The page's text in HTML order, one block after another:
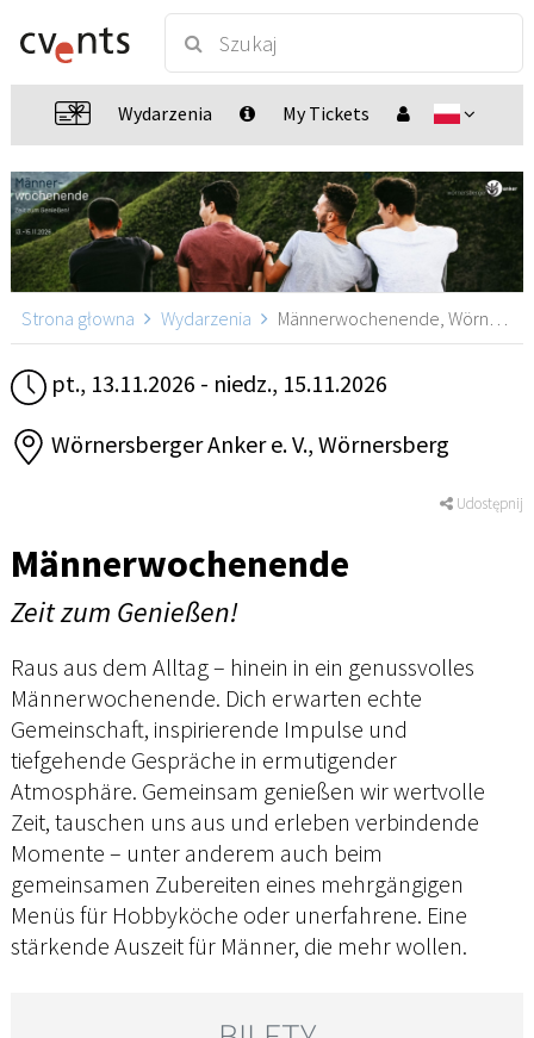
Wydarzenia My Tickets
Strona głowna Wydarzenia Männerwochenende, Wörnersberg
pt., 13.11.2026 - niedz., 15.11.2026
Wörnersberger Anker e. V., Wörnersberg
Udostępnij
Männerwochenende
Zeit zum Genießen!
Raus aus dem Alltag – hinein in ein genussvolles
Männerwochenende. Dich erwarten echte
Gemeinschaft, inspirierende Impulse und
tiefgehende Gespräche in ermutigender
Atmosphäre. Gemeinsam genießen wir wertvolle
Zeit, tauschen uns aus und erleben verbindende
Momente – unter anderem auch beim
gemeinsamen Zubereiten eines mehrgängigen
Menüs für Hobbyköche oder unerfahrene. Eine
stärkende Auszeit für Männer, die mehr wollen.